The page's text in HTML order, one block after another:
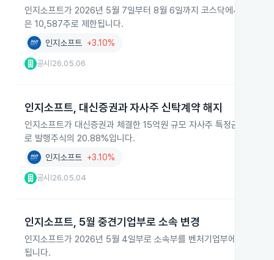
인지소프트가 2026년 5월 7일부터 8월 6일까지 코스닥에서 보통주
은 10,587주로 제한됩니다.
인지소프트 +3.10%
공시 26.05.06
인지소프트, 대신증권과 자사주 신탁계약 해지
인지소프트가 대신증권과 체결한 15억원 규모 자사주 특정금전신
로 발행주식의 20.88%입니다.
인지소프트 +3.10%
공시 26.05.04
인지소프트, 5월 중견기업부로 소속 변경
인지소프트가 2026년 5월 4일부로 소속부를 벤처기업부에서 중견
됩니다.